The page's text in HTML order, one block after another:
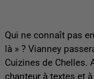
Qui ne connaît pas
là » ? Vianney
Cuizines de Chelles.
chanteur à textes et